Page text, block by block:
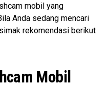
mobil yang
Anda sedang mencari
rekomendasi berikut
Mobil